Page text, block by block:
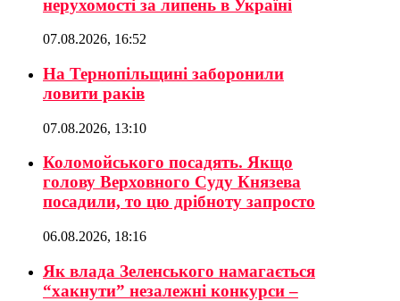
нерухомості за липень в Україні
07.08.2026, 16:52
На Тернопільщині заборонили
ловити раків
07.08.2026, 13:10
Коломойського посадять. Якщо
голову Верховного Суду Князева
посадили, то цю дрібноту запросто
06.08.2026, 18:16
Як влада Зеленського намагається
“хакнути” незалежні конкурси –